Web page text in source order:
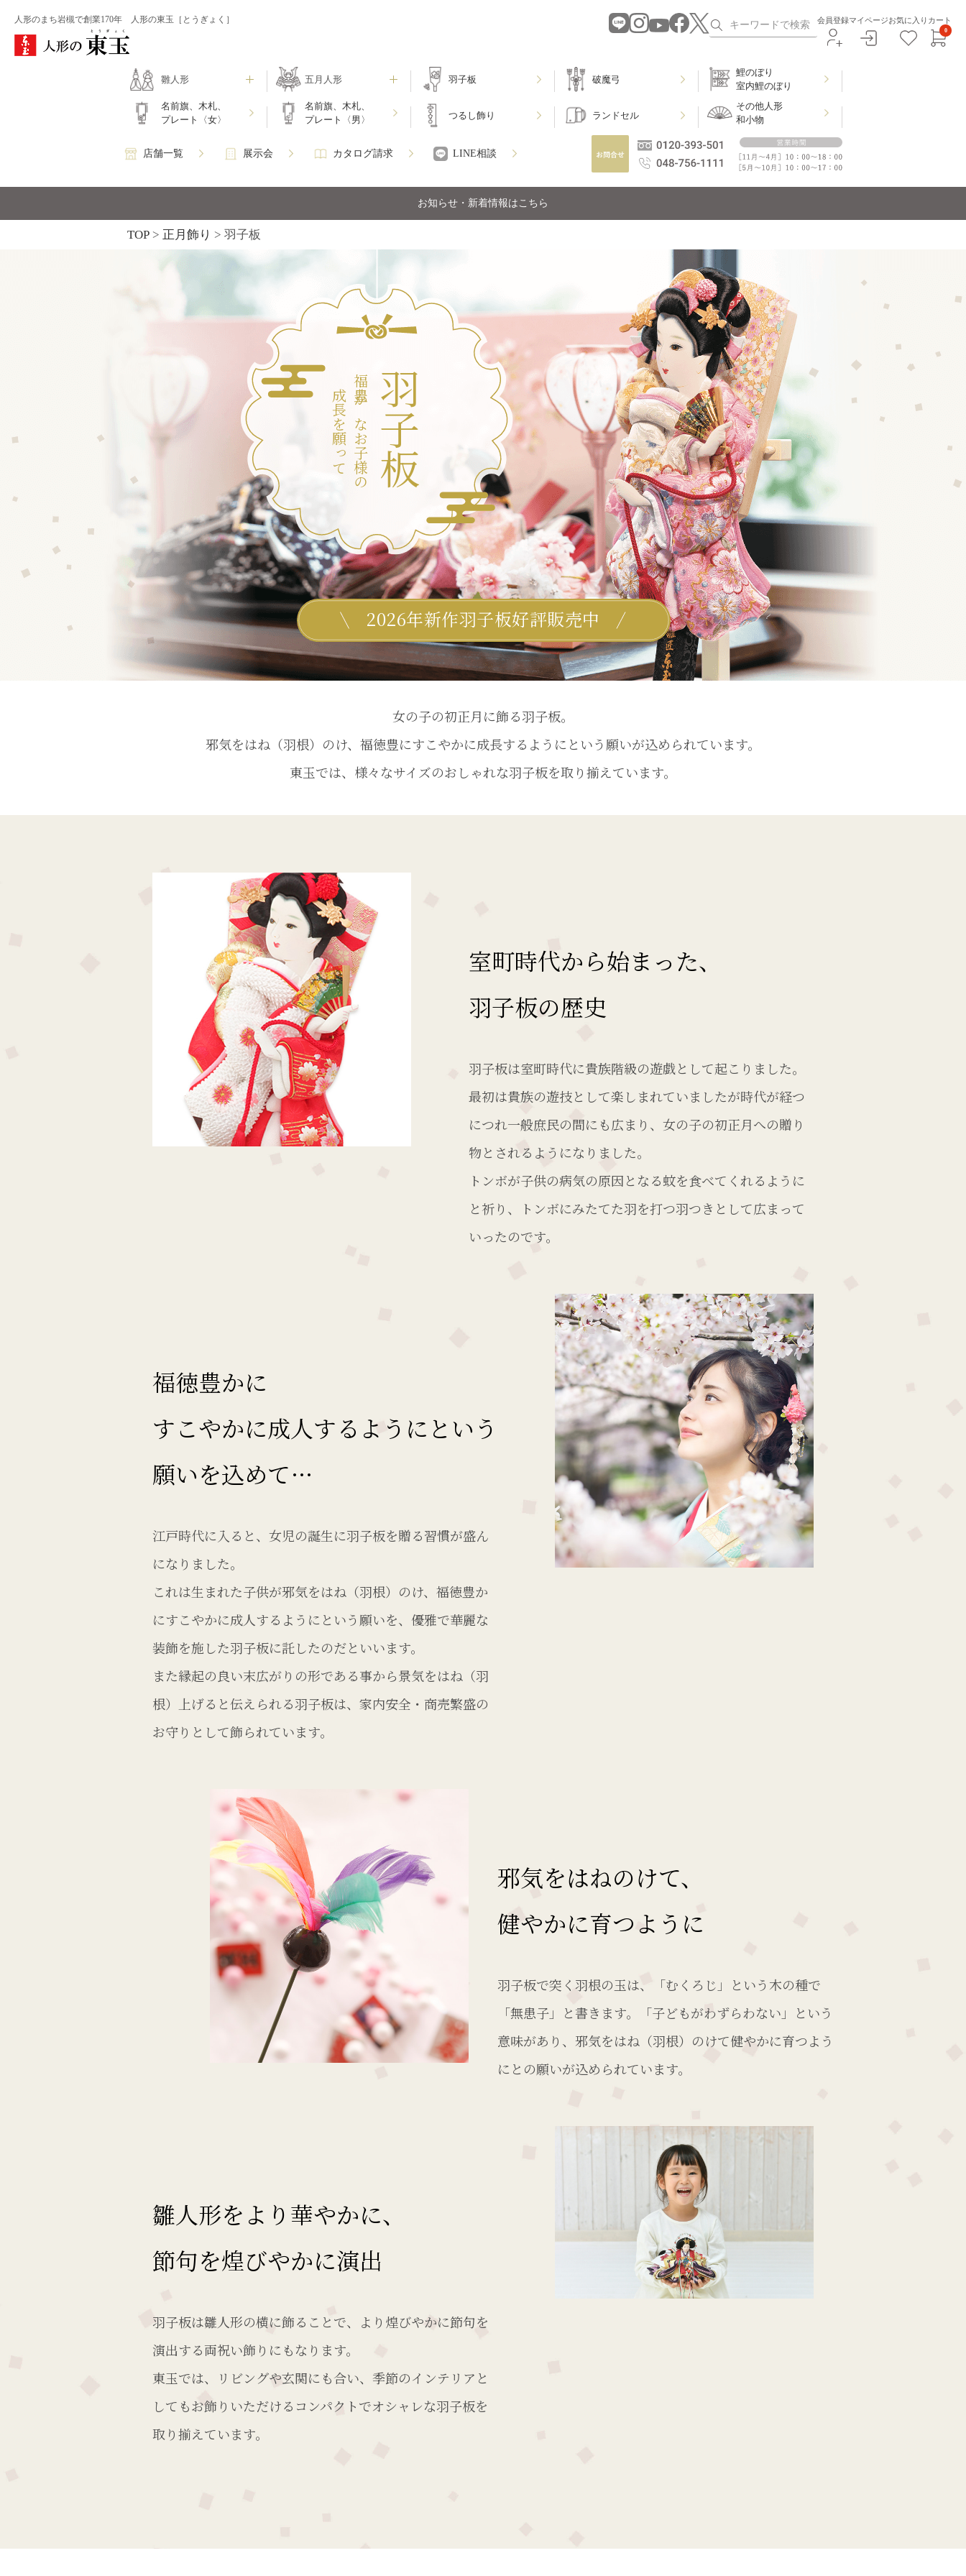
人形のまち岩槻で創業170年 人形の東玉［とうぎょく］ 会員登録マイページお気に入り カート
0
雛人形 五月人形 羽子板 破魔弓
鯉のぼり
室内鯉のぼり
名前旗、木札、
プレート〈女〉
名前旗、木札、
プレート〈男〉
つるし飾り ランドセル
その他人形
和小物
店舗一覧 展示会 カタログ請求 LINE相談
お知らせ・新着情報はこちら
TOP 正月飾り 羽子板
羽子板
福
豊か
な
お
子
様
の
成長
を
願
っ
て
2026年新作羽子板好評販売中
女の子の初正月に飾る羽子板。
邪気をはね（羽根）のけ、福徳豊にすこやかに成長するようにという願いが込められています。
東玉では、様々なサイズのおしゃれな羽子板を取り揃えています。
室町時代から始まった、
羽子板の歴史
羽子板は室町時代に貴族階級の遊戯として起こりました。
最初は貴族の遊技として楽しまれていましたが時代が経つ
につれ一般庶民の間にも広まり、女の子の初正月への贈り
物とされるようになりました。
トンボが子供の病気の原因となる蚊を食べてくれるように
と祈り、トンボにみたてた羽を打つ羽つきとして広まって
いったのです。
福徳豊かに
すこやかに成人するようにという
願いを込めて…
江戸時代に入ると、女児の誕生に羽子板を贈る習慣が盛ん
になりました。
これは生まれた子供が邪気をはね（羽根）のけ、福徳豊か
にすこやかに成人するようにという願いを、優雅で華麗な
装飾を施した羽子板に託したのだといいます。
また縁起の良い末広がりの形である事から景気をはね（羽
根）上げると伝えられる羽子板は、家内安全・商売繁盛の
お守りとして飾られています。
邪気をはねのけて、
健やかに育つように
羽子板で突く羽根の玉は、「むくろじ」という木の種で
「無患子」と書きます。「子どもがわずらわない」という
意味があり、邪気をはね（羽根）のけて健やかに育つよう
にとの願いが込められています。
雛人形をより華やかに、
節句を煌びやかに演出
羽子板は雛人形の横に飾ることで、より煌びやかに節句を
演出する両祝い飾りにもなります。
東玉では、リビングや玄関にも合い、季節のインテリアと
してもお飾りいただけるコンパクトでオシャレな羽子板を
取り揃えています。